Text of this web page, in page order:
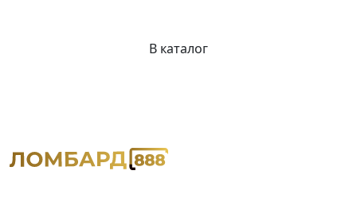
В каталог